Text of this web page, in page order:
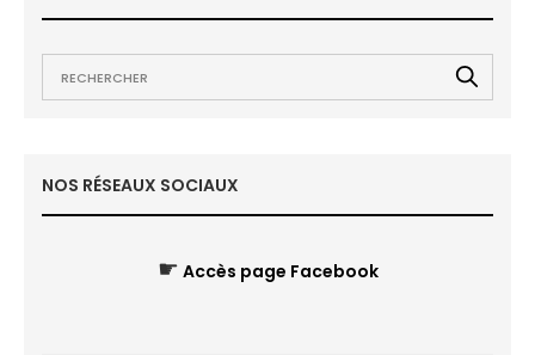
NOS RÉSEAUX SOCIAUX
☛ Accès page Facebook